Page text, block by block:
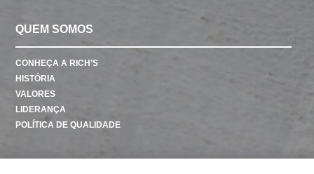
QUEM SOMOS
CONHEÇA A RICH’S
HISTÓRIA
VALORES
LIDERANÇA
POLÍTICA DE QUALIDADE